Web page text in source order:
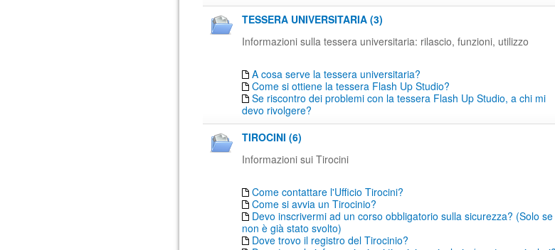
TESSERA UNIVERSITARIA (3)
Informazioni sulla tessera universitaria: rilascio, funzioni, utilizzo
A cosa serve la tessera universitaria?
Come si ottiene la tessera Flash Up Studio?
Se riscontro dei problemi con la tessera Flash Up Studio, a chi mi
devo rivolgere?
TIROCINI (6)
Informazioni sui Tirocini
Come contattare l'Ufficio Tirocini?
Come si avvia un Tirocinio?
Devo inscrivermi ad un corso obbligatorio sulla sicurezza? (Solo se
non è già stato svolto)
Dove trovo il registro del Tirocinio?